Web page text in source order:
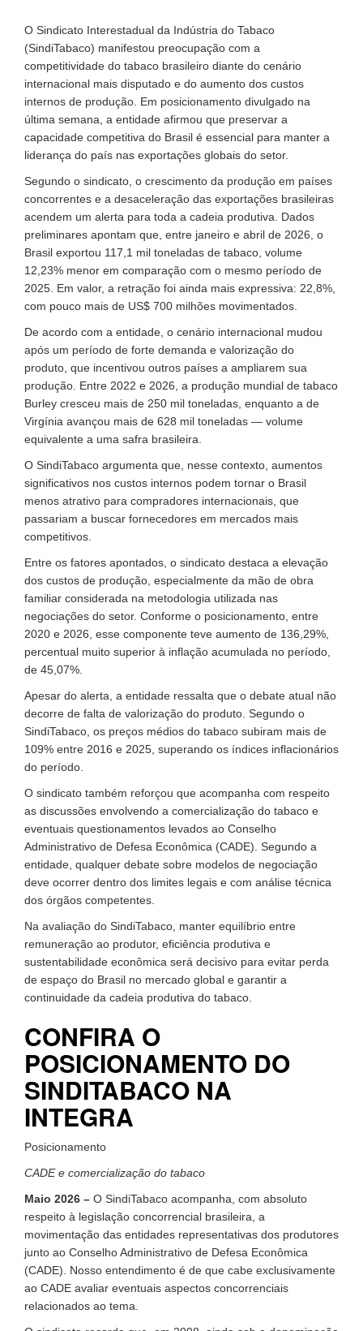
O Sindicato Interestadual da Indústria do Tabaco
(SindiTabaco) manifestou preocupação com a
competitividade do tabaco brasileiro diante do cenário
internacional mais disputado e do aumento dos custos
internos de produção. Em posicionamento divulgado na
última semana, a entidade afirmou que preservar a
capacidade competitiva do Brasil é essencial para manter a
liderança do país nas exportações globais do setor.
Segundo o sindicato, o crescimento da produção em países
concorrentes e a desaceleração das exportações brasileiras
acendem um alerta para toda a cadeia produtiva. Dados
preliminares apontam que, entre janeiro e abril de 2026, o
Brasil exportou 117,1 mil toneladas de tabaco, volume
12,23% menor em comparação com o mesmo período de
2025. Em valor, a retração foi ainda mais expressiva: 22,8%,
com pouco mais de US$ 700 milhões movimentados.
De acordo com a entidade, o cenário internacional mudou
após um período de forte demanda e valorização do
produto, que incentivou outros países a ampliarem sua
produção. Entre 2022 e 2026, a produção mundial de tabaco
Burley cresceu mais de 250 mil toneladas, enquanto a de
Virgínia avançou mais de 628 mil toneladas — volume
equivalente a uma safra brasileira.
O SindiTabaco argumenta que, nesse contexto, aumentos
significativos nos custos internos podem tornar o Brasil
menos atrativo para compradores internacionais, que
passariam a buscar fornecedores em mercados mais
competitivos.
Entre os fatores apontados, o sindicato destaca a elevação
dos custos de produção, especialmente da mão de obra
familiar considerada na metodologia utilizada nas
negociações do setor. Conforme o posicionamento, entre
2020 e 2026, esse componente teve aumento de 136,29%,
percentual muito superior à inflação acumulada no período,
de 45,07%.
Apesar do alerta, a entidade ressalta que o debate atual não
decorre de falta de valorização do produto. Segundo o
SindiTabaco, os preços médios do tabaco subiram mais de
109% entre 2016 e 2025, superando os índices inflacionários
do período.
O sindicato também reforçou que acompanha com respeito
as discussões envolvendo a comercialização do tabaco e
eventuais questionamentos levados ao Conselho
Administrativo de Defesa Econômica (CADE). Segundo a
entidade, qualquer debate sobre modelos de negociação
deve ocorrer dentro dos limites legais e com análise técnica
dos órgãos competentes.
Na avaliação do SindiTabaco, manter equilíbrio entre
remuneração ao produtor, eficiência produtiva e
sustentabilidade econômica será decisivo para evitar perda
de espaço do Brasil no mercado global e garantir a
continuidade da cadeia produtiva do tabaco.
CONFIRA O
POSICIONAMENTO DO
SINDITABACO NA
INTEGRA
Posicionamento
CADE e comercialização do tabaco
Maio 2026 – O SindiTabaco acompanha, com absoluto
respeito à legislação concorrencial brasileira, a
movimentação das entidades representativas dos produtores
junto ao Conselho Administrativo de Defesa Econômica
(CADE). Nosso entendimento é de que cabe exclusivamente
ao CADE avaliar eventuais aspectos concorrenciais
relacionados ao tema.